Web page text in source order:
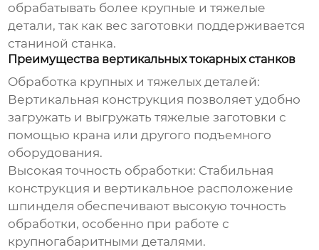
обрабатывать более крупные и тяжелые
детали, так как вес заготовки поддерживается
станиной станка.
Преимущества вертикальных токарных станков
Обработка крупных и тяжелых деталей:
Вертикальная конструкция позволяет удобно
загружать и выгружать тяжелые заготовки с
помощью крана или другого подъемного
оборудования.
Высокая точность обработки: Стабильная
конструкция и вертикальное расположение
шпинделя обеспечивают высокую точность
обработки, особенно при работе с
крупногабаритными деталями.